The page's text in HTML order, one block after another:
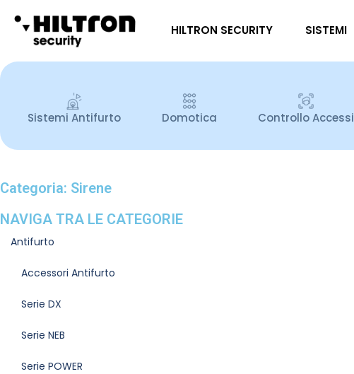
HILTRON SECURITY SISTEMI
Sistemi Antifurto Domotica Controllo Accessi
Categoria: Sirene
NAVIGA TRA LE CATEGORIE
Antifurto
Accessori Antifurto
Serie DX
Serie NEB
Serie POWER